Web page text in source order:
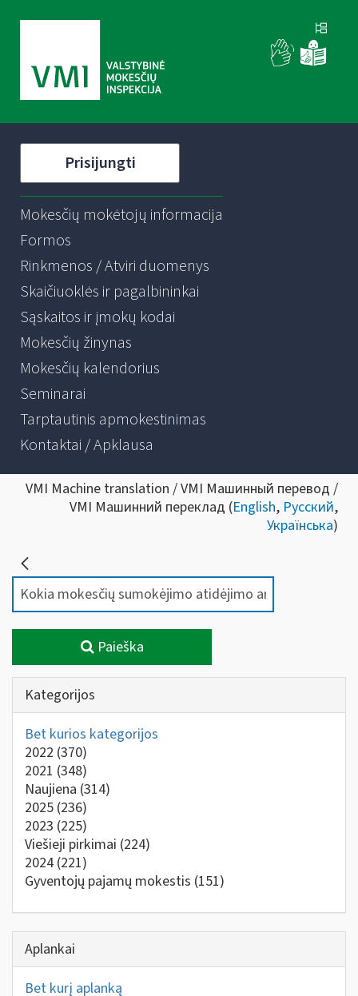
Prisijungti
Mokesčių mokėtojų informacija
Formos
Rinkmenos / Atviri duomenys
Skaičiuoklės ir pagalbininkai
Sąskaitos ir įmokų kodai
Mokesčių žinynas
Mokesčių kalendorius
Seminarai
Tarptautinis apmokestinimas
Kontaktai / Apklausa
VMI Machine translation / VMI Машинный перевод /
VMI Машинний переклад (English, Русский,
Українська)
Paieška
Kategorijos
Bet kurios kategorijos
2022 (370)
2021 (348)
Naujiena (314)
2025 (236)
2023 (225)
Viešieji pirkimai (224)
2024 (221)
Gyventojų pajamų mokestis (151)
Aplankai
Bet kurį aplanką